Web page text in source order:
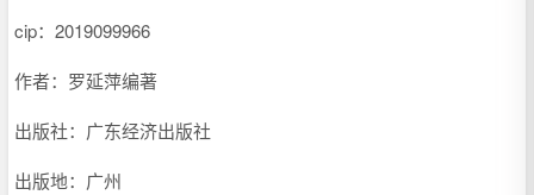
cip： 2019099966
作者：罗延萍编著
出版社：广东经济出版社
出版地：广州